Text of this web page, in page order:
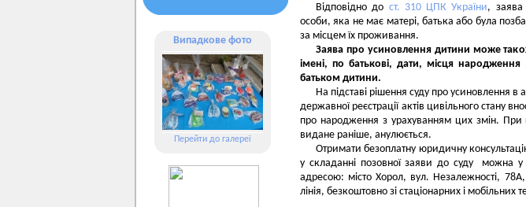
Випадкове фото
Перейти до галереї
Відповідно до ст. 310 ЦПК України, заява
особи, яка не має матері, батька або була
за місцем їх проживання.
Заява про усиновлення дитини може
імені, по батькові, дати, місця
батьком дитини.
На підставі рішення суду про усиновлення
державної реєстрації актів цивільного стану
про народження з урахуванням цих змін.
видане раніше, анулюється.
Отримати безоплатну юридичну
у складанні позовної заяви до суду можна
адресою: місто Хорол, вул. Незалежності,
лінія, безкоштовно зі стаціонарних і мобільних